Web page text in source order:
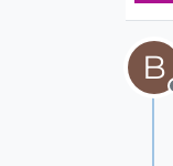
B